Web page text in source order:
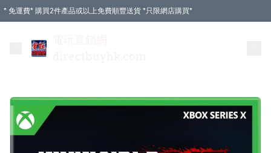
* 免運費* 購買2件產品或以上免費順豐送貨 *只限網店購買*